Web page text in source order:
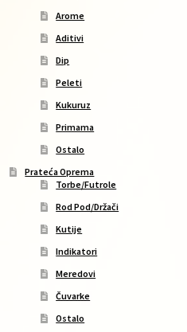
Arome
Aditivi
Dip
Peleti
Kukuruz
Primama
Ostalo
Prateća Oprema
Torbe/Futrole
Rod Pod/Držači
Kutije
Indikatori
Meredovi
Čuvarke
Ostalo